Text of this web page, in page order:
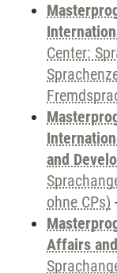
Center:
and
ohne CPs)
Affairs